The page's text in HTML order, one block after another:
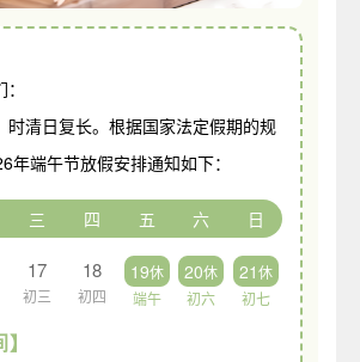
时清日复长。根据国家法定假期的规
年端午节放假安排通知如下：
三 四 五 六 日
17
初三
18
初四
19休
端午
20休
初六
21休
初七